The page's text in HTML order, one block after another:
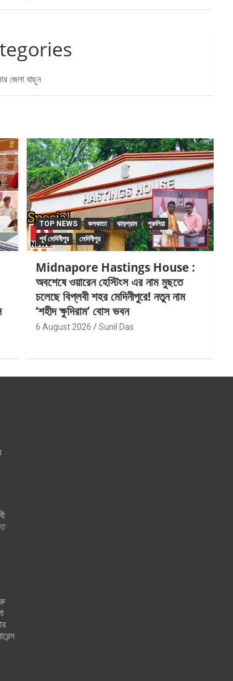
জেলা বাছুন
TOP NEWS কলকাতা ঝাড়গ্রাম
পুরুলিয়া
পূর্ব মেদিনীপুর
মেদিনীপুর
Midnapore Hastings House :
অবশেষে ওয়ারেন হেস্টিংস এর নাম মুছতে
চলেছে বিপ্লবী শহর মেদিনীপুরে! নতুন নাম
‘শহীদ ক্ষুদিরাম’ বোস ভবন
6 August 2026 Sunil Das